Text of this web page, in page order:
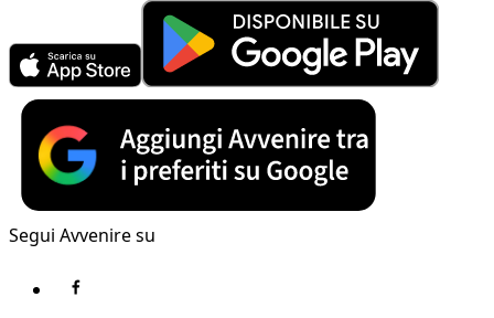
Segui Avvenire su